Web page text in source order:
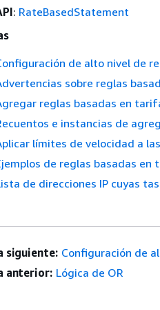
: RateBasedStatement
de alto nivel de
sobre reglas
reglas basadas en
e instancias de
límites de velocidad a
de reglas basadas en
de direcciones IP cuyas
siguiente: Configuración de
anterior: Lógica de OR